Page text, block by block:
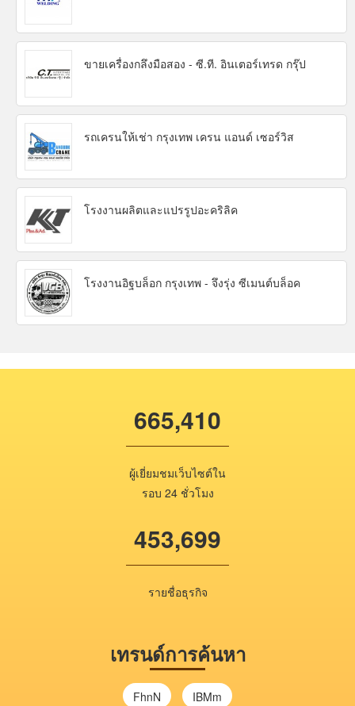
ขายเครื่องกลึงมือสอง - ซี.ที. อินเตอร์เทรด กรุ๊ป
รถเครนให้เช่า กรุงเทพ เครน แอนด์ เซอร์วิส
โรงงานผลิตและแปรรูปอะคริลิค
โรงงานอิฐบล็อก กรุงเทพ - จึงรุ่ง ซีเมนต์บล็อค
665,410
ผู้เยี่ยมชมเว็บไซต์ใน
รอบ 24 ชั่วโมง
453,699
รายชื่อธุรกิจ
เทรนด์การค้นหา
FhnN IBMm